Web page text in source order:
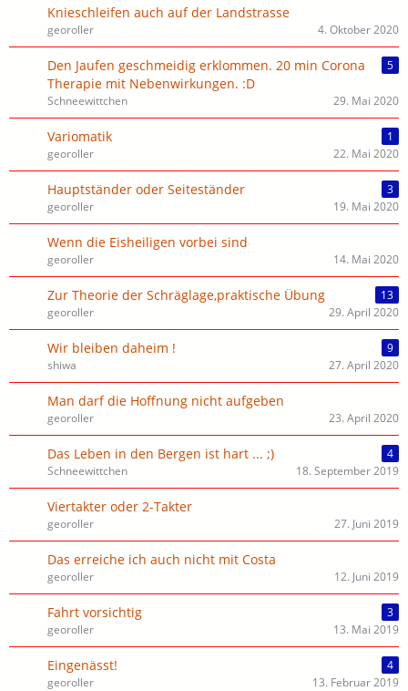
Knieschleifen auch auf der Landstrasse
georoller 4. Oktober 2020
Den Jaufen geschmeidig erklommen. 20 min Corona
Therapie mit Nebenwirkungen. :D
5
Schneewittchen 29. Mai 2020
Variomatik
1
georoller
22. Mai 2020
Hauptständer oder Seiteständer
3
georoller
19. Mai 2020
Wenn die Eisheiligen vorbei sind
georoller 14. Mai 2020
Zur Theorie der Schräglage,praktische Übung
13
georoller
29. April 2020
Wir bleiben daheim !
9
shiwa
27. April 2020
Man darf die Hoffnung nicht aufgeben
georoller 23. April 2020
Das Leben in den Bergen ist hart ... ;)
4
Schneewittchen
18. September 2019
Viertakter oder 2-Takter
georoller 27. Juni 2019
Das erreiche ich auch nicht mit Costa
georoller 12. Juni 2019
Fahrt vorsichtig
3
georoller
13. Mai 2019
Eingenässt!
4
georoller
13. Februar 2019